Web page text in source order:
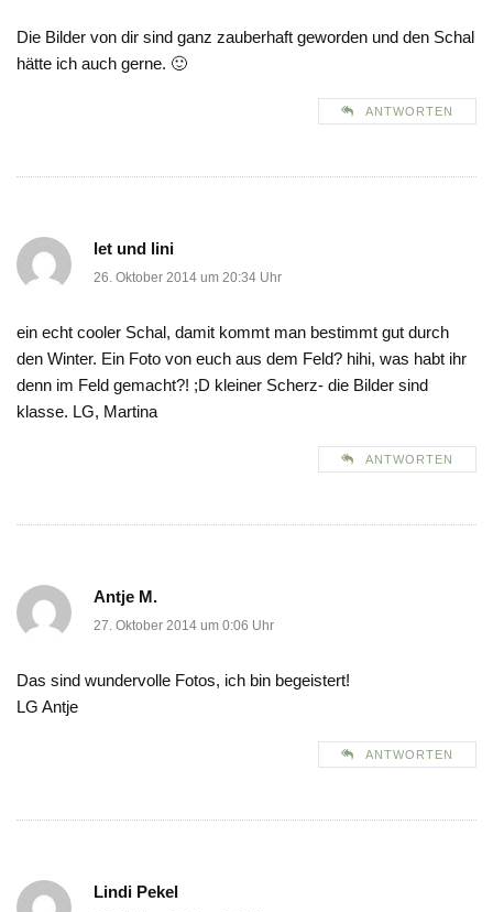
Die Bilder von dir sind ganz zauberhaft geworden und den Schal
hätte ich auch gerne. 🙂
ANTWORTEN
let und lini
26. Oktober 2014 um 20:34 Uhr
ein echt cooler Schal, damit kommt man bestimmt gut durch
den Winter. Ein Foto von euch aus dem Feld? hihi, was habt ihr
denn im Feld gemacht?! ;D kleiner Scherz- die Bilder sind
klasse. LG, Martina
ANTWORTEN
Antje M.
27. Oktober 2014 um 0:06 Uhr
Das sind wundervolle Fotos, ich bin begeistert!
LG Antje
ANTWORTEN
Lindi Pekel